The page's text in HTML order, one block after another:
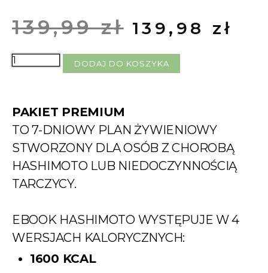
139,99zł 139,98 zł
DODAJ DO KOSZYKA
PAKIET PREMIUM
TO 7-DNIOWY PLAN ŻYWIENIOWY
STWORZONY DLA OSÓB Z CHOROBĄ
HASHIMOTO LUB NIEDOCZYNNOŚCIĄ
TARCZYCY.
EBOOK HASHIMOTO WYSTĘPUJE W 4
WERSJACH KALORYCZNYCH:
1600 KCAL